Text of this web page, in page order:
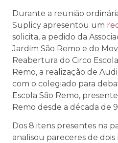
Durante a reunião
Suplicy apresentou um
solicita, a pedido da
Jardim São Remo e do
Reabertura do Circo
Remo, a realização de
com o colegiado para
Escola São Remo,
Remo desde a década de
Dos 8 itens presentes na
analisou pareceres de dois